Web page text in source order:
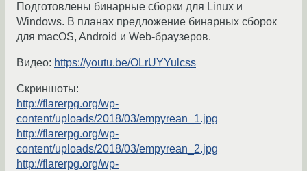
Подготовлены бинарные сборки для Linux и
Windows. В планах предложение бинарных сборок
для macOS, Android и Web-браузеров.
Видео: https://youtu.be/OLrUYYulcss
Скриншоты:
http://flarerpg.org/wp-
content/uploads/2018/03/empyrean_1.jpg
http://flarerpg.org/wp-
content/uploads/2018/03/empyrean_2.jpg
http://flarerpg.org/wp-